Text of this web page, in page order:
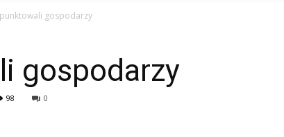
gospodarzy
gospodarzy
98 0